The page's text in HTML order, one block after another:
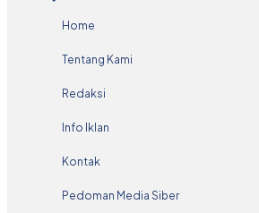
Home
Tentang Kami
Redaksi
Info Iklan
Kontak
Pedoman Media Siber